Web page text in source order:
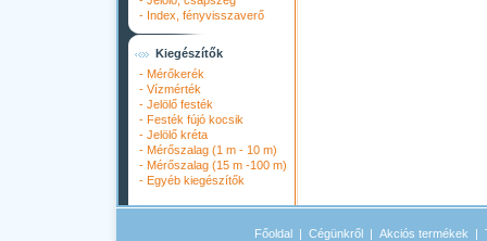
- Index, fényvisszaverő
Kiegészítők
- Mérőkerék
- Vízmérték
- Jelölő festék
- Festék fújó kocsik
- Jelölő kréta
- Mérőszalag (1 m - 10 m)
- Mérőszalag (15 m -100 m)
- Egyéb kiegészítők
Főoldal | Cégünkről | Akciós termékek |